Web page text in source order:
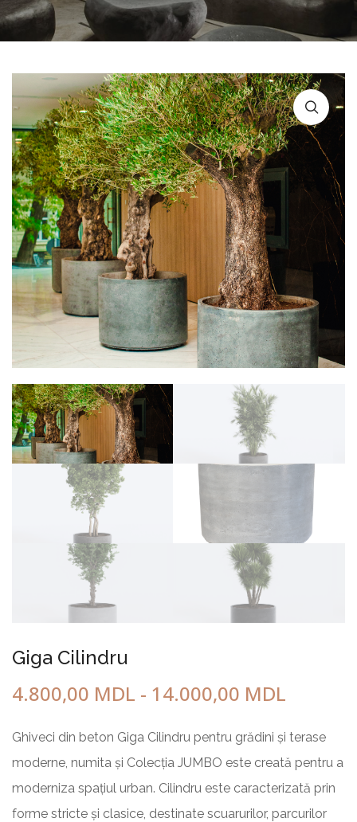
ГОРОДСКАЯ МЕБЕЛЬ
Giga Cilindru
4.800,00 MDL - 14.000,00 MDL
Ghiveci din beton Giga Cilindru pentru grădini și terase
moderne, numita și Colecția JUMBO este creată pentru a
moderniza spațiul urban. Cilindru este caracterizată prin
forme stricte și clasice, destinate scuarurilor, parcurilor